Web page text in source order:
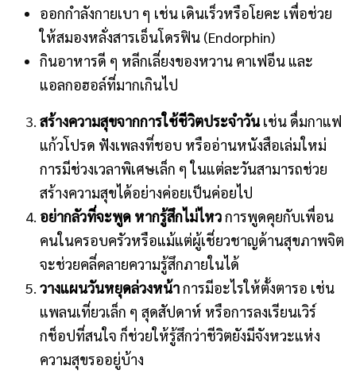
ออกกำลังกายเบา ๆ เช่น เดินเร็วหรือโยคะ เพื่อช่วย
ให้สมองหลั่งสารเอ็นโดรฟิน (Endorphin)
กินอาหารดี ๆ หลีกเลี่ยงของหวาน คาเฟอีน และ
แอลกอฮอล์ที่มากเกินไป
สร้างความสุขจากการใช้ชีวิตประจำวันเช่น ดื่มกาแฟ
แก้วโปรด ฟังเพลงที่ชอบ หรืออ่านหนังสือเล่มใหม่
การมีช่วงเวลาพิเศษเล็ก ๆ ในแต่ละวันสามารถช่วย
สร้างความสุขได้อย่างค่อยเป็นค่อยไป
อย่ากลัวที่จะพูด หากรู้สึกไม่ไหวการพูดคุยกับเพื่อน
คนในครอบครัวหรือแม้แต่ผู้เชี่ยวชาญด้านสุขภาพจิต
จะช่วยคลี่คลายความรู้สึกภายในได้
วางแผนวันหยุดล่วงหน้าการมีอะไรให้ตั้งตารอ เช่น
แพลนเที่ยวเล็ก ๆ สุดสัปดาห์ หรือการลงเรียนเวิร์
กช็อปที่สนใจ ก็ช่วยให้รู้สึกว่าชีวิตยังมีจังหวะแห่ง
ความสุขรออยู่บ้าง